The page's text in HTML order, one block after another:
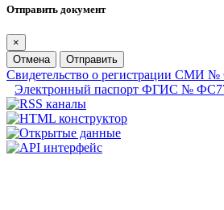
Отправить документ
×
Отмена
Отправить
Свидетельство о регистрации СМИ
Электронный паспорт ФГИС №